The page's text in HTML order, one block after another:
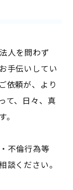
人を問わず
手伝いしてい
依頼が、より
て、日々、真
不倫行為等
談ください。